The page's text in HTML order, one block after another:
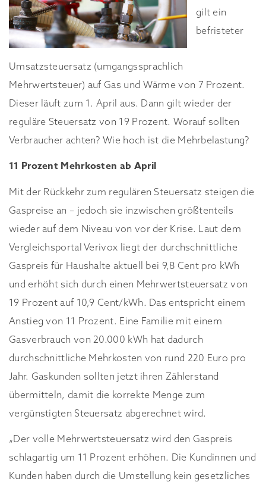
gilt ein
befristeter
Umsatzsteuersatz (umgangssprachlich
Mehrwertsteuer) auf Gas und Wärme von 7 Prozent.
Dieser läuft zum 1. April aus. Dann gilt wieder der
reguläre Steuersatz von 19 Prozent. Worauf sollten
Verbraucher achten? Wie hoch ist die Mehrbelastung?
11 Prozent Mehrkosten ab April
Mit der Rückkehr zum regulären Steuersatz steigen die
Gaspreise an – jedoch sie inzwischen größtenteils
wieder auf dem Niveau von vor der Krise. Laut dem
Vergleichsportal Verivox liegt der durchschnittliche
Gaspreis für Haushalte aktuell bei 9,8 Cent pro kWh
und erhöht sich durch einen Mehrwertsteuersatz von
19 Prozent auf 10,9 Cent/kWh. Das entspricht einem
Anstieg von 11 Prozent. Eine Familie mit einem
Gasverbrauch von 20.000 kWh hat dadurch
durchschnittliche Mehrkosten von rund 220 Euro pro
Jahr. Gaskunden sollten jetzt ihren Zählerstand
übermitteln, damit die korrekte Menge zum
vergünstigten Steuersatz abgerechnet wird.
„Der volle Mehrwertsteuersatz wird den Gaspreis
schlagartig um 11 Prozent erhöhen. Die Kundinnen und
Kunden haben durch die Umstellung kein gesetzliches